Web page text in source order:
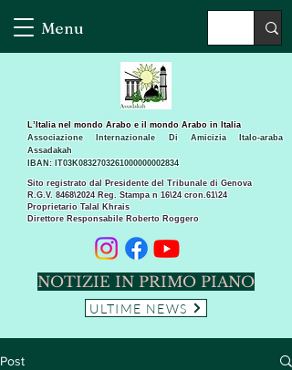
Menu
Sito registrato dal Presidente del Tribunale di Genova
R.G.V. 8468\2024 Reg. Stampa n 16\24 cron.61\24 ​
Proprietario Talal Khrais
Direttore Responsabile Roberto Roggero
L’Italia nel mondo Arabo e il mondo Arabo in Italia
Associazione Internazionale Di Amicizia Italo-araba
Assadakah
IBAN: IT03K0832703261000000002834
NOTIZIE IN PRIMO PIANO
ULTIME NEWS
Post